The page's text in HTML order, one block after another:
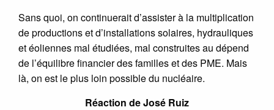
Sans quoi, on continuerait d’assister à la multiplication
de productions et d’installations solaires, hydrauliques
et éoliennes mal étudiées, mal construites au dépend
de l’équilibre financier des familles et des PME. Mais
là, on est le plus loin possible du nucléaire.
Réaction de José Ruiz